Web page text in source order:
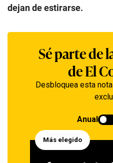
dejan de estirarse.